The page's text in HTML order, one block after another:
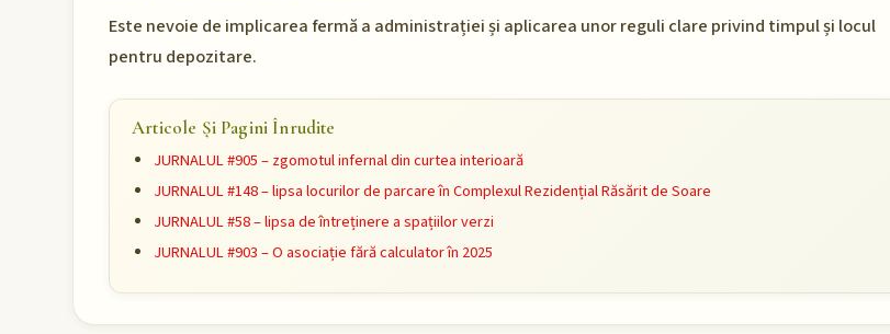
Este nevoie de implicarea fermă a administrației și aplicarea unor reguli clare privind timpul și locul
pentru depozitare.
Articole Și Pagini Înrudite
JURNALUL #905 – zgomotul infernal din curtea interioară
JURNALUL #148 – lipsa locurilor de parcare în Complexul Rezidențial Răsărit de Soare
JURNALUL #58 – lipsa de întreținere a spațiilor verzi
JURNALUL #903 – O asociație fără calculator în 2025